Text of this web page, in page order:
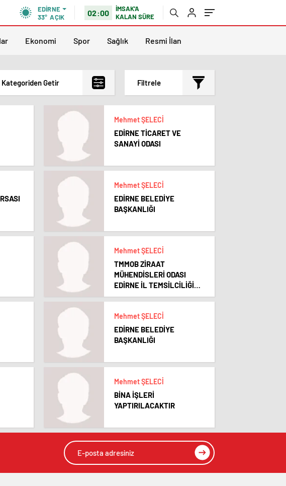
EDIRNE
33° AÇIK 02:00
İMSAK'A
KALAN SÜRE
Ekonomi Spor Sağlık Resmi İlan
Kategoriden Getir Filtrele
En çok okunanlar
En az okunanlar
Yorum Sayısına Göre
En eskiler
Mehmet ŞELECİ
EDİRNE TİCARET VE
SANAYİ ODASI
Mehmet ŞELECİ
EDİRNE BELEDİYE
BAŞKANLIĞI
Mehmet ŞELECİ
TMMOB ZİRAAT
MÜHENDİSLERİ ODASI
EDİRNE İL TEMSİLCİLİĞİ
OLAĞAN GENEL KURULU
Mehmet ŞELECİ
EDİRNE BELEDİYE
BAŞKANLIĞI
Mehmet ŞELECİ
BİNA İŞLERİ
YAPTIRILACAKTIR